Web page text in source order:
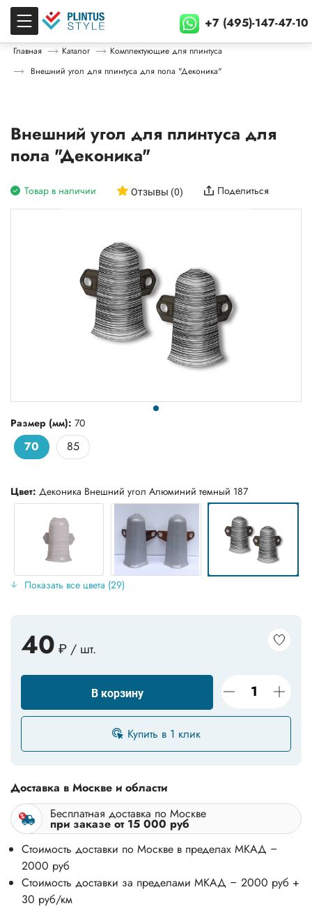
+7 (495)-147-47-10
Главная Каталог
Комплектующие для плинтуса
Внешний угол для плинтуса для пола "Деконика"
Внешний угол для плинтуса для
пола "Деконика"
Товар в наличии Отзывы (0) Поделиться
Размер (мм): 70
70 85
Цвет: Деконика Внешний угол Алюминий темный 187
Показать все цвета (29)
40 ₽ / шт.
В корзину
Купить в 1 клик
Доставка в Москве и области
Бесплатная доставка по Москве
при заказе от 15 000 руб
Стоимость доставки по Москве в пределах МКАД –
2000 руб
Стоимость доставки за пределами МКАД – 2000 руб +
30 руб/км